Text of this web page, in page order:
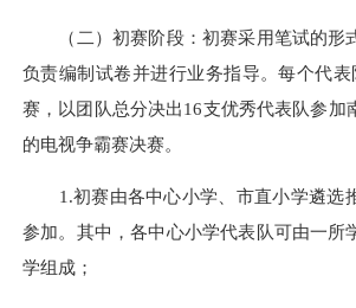
（二）初赛阶段：初赛采用笔试的形
负责编制试卷并进行业务指导。每个代
赛，以团队总分决出16支优秀代表队参加
的电视争霸赛决赛。
1.初赛由各中心小学、市直小学遴选
参加。其中，各中心小学代表队可由一所
学组成；